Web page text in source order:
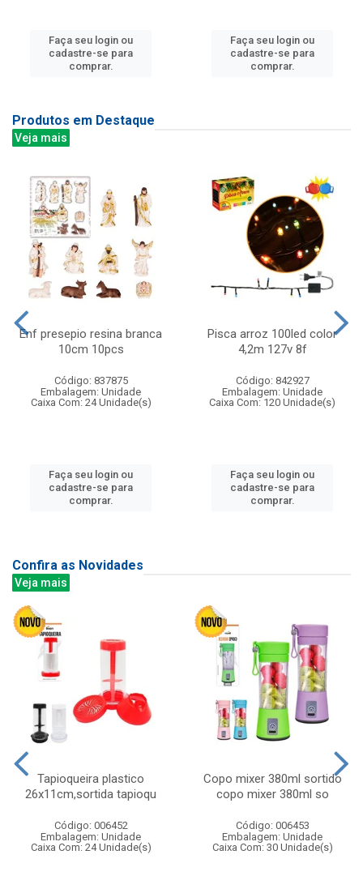
Faça seu login ou
cadastre-se para
comprar.
Faça seu login ou
cadastre-se para
comprar.
Produtos em Destaque
Veja mais
Enf presepio resina branca
10cm 10pcs
Código: 837875
Embalagem: Unidade
Caixa Com: 24 Unidade(s)
Faça seu login ou
cadastre-se para
comprar.
Pisca arroz 100led color
4,2m 127v 8f
Código: 842927
Embalagem: Unidade
Caixa Com: 120 Unidade(s)
Faça seu login ou
cadastre-se para
comprar.
Confira as Novidades
Veja mais
Tapioqueira plastico
26x11cm,sortida tapioqu
Código: 006452
Embalagem: Unidade
Caixa Com: 24 Unidade(s)
Copo mixer 380ml sortido
copo mixer 380ml so
Código: 006453
Embalagem: Unidade
Caixa Com: 30 Unidade(s)